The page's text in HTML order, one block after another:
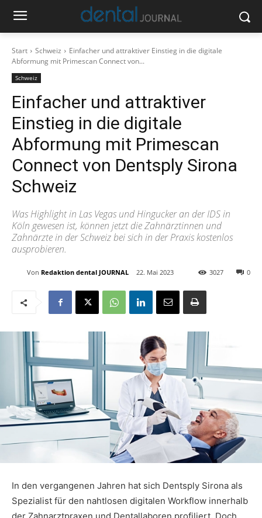
Start Schweiz
Einfacher und attraktiver Einstieg in die digitale
Abformung mit Primescan Connect von...
Schweiz
Einfacher und attraktiver
Einstieg in die digitale
Abformung mit Primescan
Connect von Dentsply Sirona
Schweiz
Was Highlight in Las Vegas und Hingucker an der IDS in
Köln gewesen ist, können jetzt die Zahnärztinnen und
Zahnärzte in der Schweiz bei sich in der Praxis kostenlos
ausprobieren.
Von Redaktion dental JOURNAL 22. Mai 2023 0
3027
In den vergangenen Jahren hat sich Dentsply Sirona als
Spezialist für den nahtlosen digitalen Workflow innerhalb